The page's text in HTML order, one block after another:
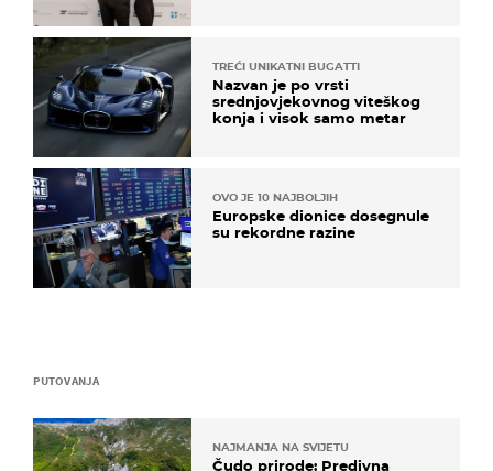
PUTOVANJA
NAJMANJA NA SVIJETU
Čudo prirode: Predivna
TREĆI UNIKATNI BUGATTI
Nazvan je po vrsti
srednjovjekovnog viteškog
konja i visok samo metar
OVO JE 10 NAJBOLJIH
Europske dionice dosegnule
su rekordne razine